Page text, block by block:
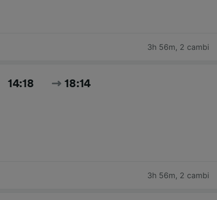
3h 56m, 2 cambi
14:18 18:14
3h 56m, 2 cambi